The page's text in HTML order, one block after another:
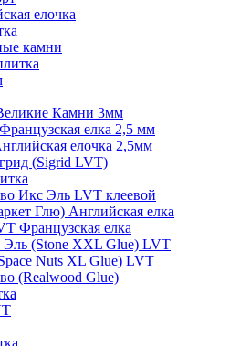
елочка
камни
Камни 3мм
елка 2,5 мм
елочка 2,5мм
(Sigrid LVT)
Икс Эль LVT клеевой
Глю) Английская елка
Французская елка
(Stone XXL Glue) LVT
Nuts XL Glue) LVT
(Realwood Glue)